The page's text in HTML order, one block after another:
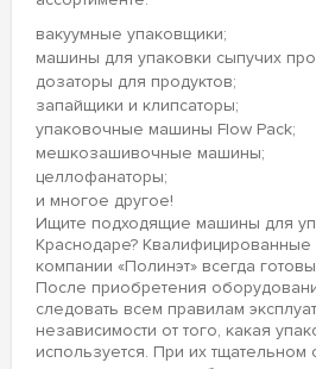
вакуумные упаковщики;
машины для упаковки сыпучих
дозаторы для продуктов;
запайщики и клипсаторы;
упаковочные машины Flow Pack;
мешкозашивочные машины;
целлофанаторы;
и многое другое!
Ищите подходящие машины для
Краснодаре?
компании «Полинэт» всегда
После приобретения
следовать всем правилам
независимости от того, какая
используется. При их